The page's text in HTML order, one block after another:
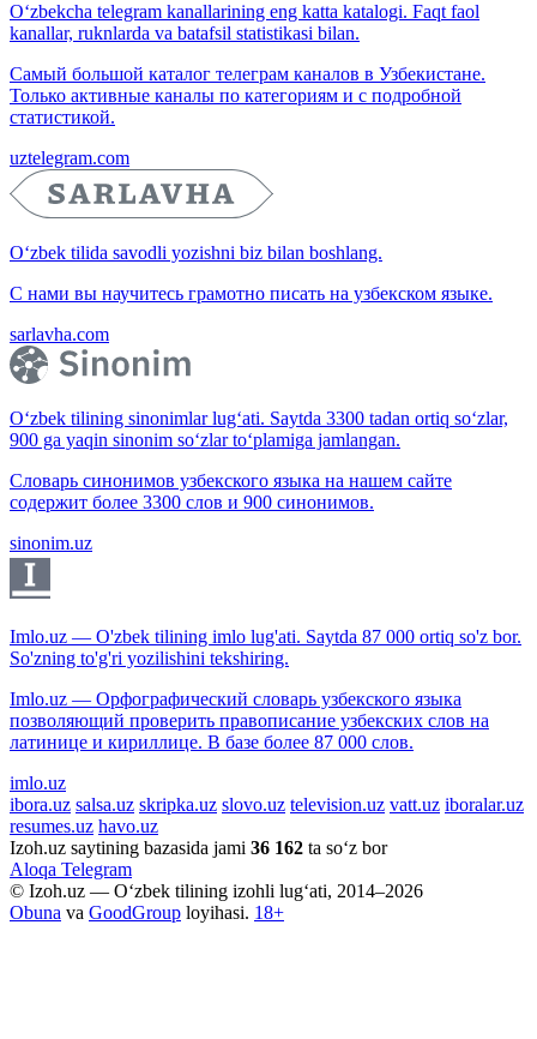
O‘zbekcha telegram kanallarining eng katta katalogi. Faqt faol
kanallar, ruknlarda va batafsil statistikasi bilan.
Самый большой каталог телеграм каналов в Узбекистане.
Только активные каналы по категориям и с подробной
статистикой.
uztelegram.com
O‘zbek tilida savodli yozishni biz bilan boshlang.
С нами вы научитесь грамотно писать на узбекском языке.
sarlavha.com
O‘zbek tilining sinonimlar lug‘ati. Saytda 3300 tadan ortiq so‘zlar,
900 ga yaqin sinonim so‘zlar to‘plamiga jamlangan.
Словарь синонимов узбекского языка на нашем сайте
содержит более 3300 слов и 900 синонимов.
sinonim.uz
Imlo.uz — O'zbek tilining imlo lug'ati. Saytda 87 000 ortiq so'z bor.
So'zning to'g'ri yozilishini tekshiring.
Imlo.uz — Орфографический словарь узбекского языка
позволяющий проверить правописание узбекских слов на
латинице и кириллице. В базе более 87 000 слов.
imlo.uz
ibora.uz salsa.uz skripka.uz slovo.uz television.uz vatt.uz iboralar.uz
resumes.uz havo.uz
Izoh.uz saytining bazasida jami 36 162 ta so‘z bor
Aloqa Telegram
© Izoh.uz — O‘zbek tilining izohli lug‘ati, 2014–2026
Obuna va GoodGroup loyihasi. 18+